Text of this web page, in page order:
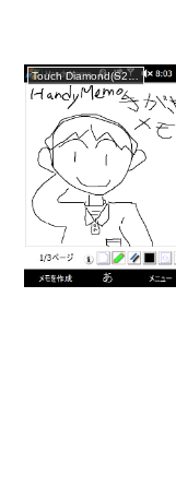
Touch Diamond(S21HT)